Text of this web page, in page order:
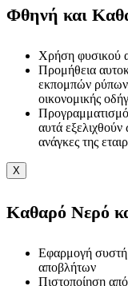
Φθηνή και
Χρήση φυσικού
Προμήθεια
εκπομπών ρύπων
οικονομικής
αυτά εξελιχθούν
ανάγκες της
X
Καθαρό Νερό
Εφαρμογή
αποβλήτων
Πιστοποίηση